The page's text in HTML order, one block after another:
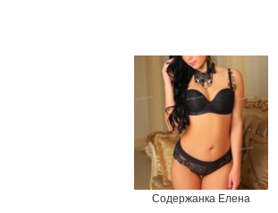
Содержанка Елена